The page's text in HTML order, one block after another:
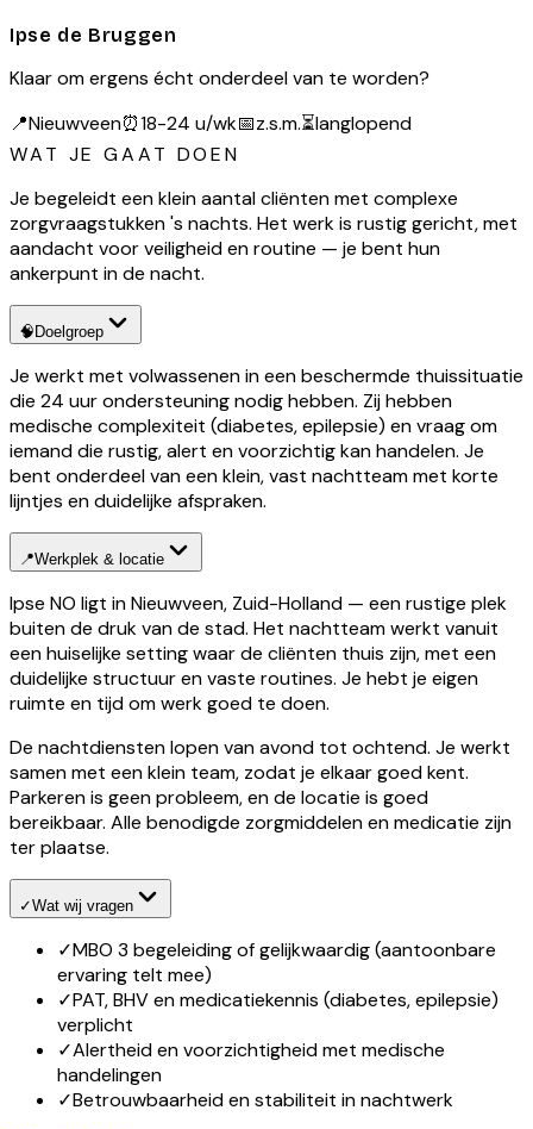
Ipse de Bruggen
Klaar om ergens écht onderdeel van te worden?
📍Nieuwveen⏰18-24 u/wk📅z.s.m.⏳langlopend
WAT JE GAAT DOEN
Je begeleidt een klein aantal cliënten met complexe
zorgvraagstukken 's nachts. Het werk is rustig gericht, met
aandacht voor veiligheid en routine — je bent hun
ankerpunt in de nacht.
🧠 Doelgroep
Je werkt met volwassenen in een beschermde thuissituatie
die 24 uur ondersteuning nodig hebben. Zij hebben
medische complexiteit (diabetes, epilepsie) en vraag om
iemand die rustig, alert en voorzichtig kan handelen. Je
bent onderdeel van een klein, vast nachtteam met korte
lijntjes en duidelijke afspraken.
📍Werkplek & locatie
Ipse NO ligt in Nieuwveen, Zuid-Holland — een rustige plek
buiten de druk van de stad. Het nachtteam werkt vanuit
een huiselijke setting waar de cliënten thuis zijn, met een
duidelijke structuur en vaste routines. Je hebt je eigen
ruimte en tijd om werk goed te doen.
De nachtdiensten lopen van avond tot ochtend. Je werkt
samen met een klein team, zodat je elkaar goed kent.
Parkeren is geen probleem, en de locatie is goed
bereikbaar. Alle benodigde zorgmiddelen en medicatie zijn
ter plaatse.
✓Wat wij vragen
✓MBO 3 begeleiding of gelijkwaardig (aantoonbare
ervaring telt mee)
✓PAT, BHV en medicatiekennis (diabetes, epilepsie)
verplicht
✓Alertheid en voorzichtigheid met medische
handelingen
✓Betrouwbaarheid en stabiliteit in nachtwerk